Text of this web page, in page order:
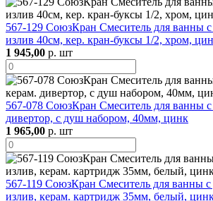
567-129 СоюзКран Смеситель для ванны
излив 40см, кер. кран-буксы 1/2, хром,
1 945,00 р. шт
567-078 СоюзКран Смеситель для ванны
дивертор, с душ набором, 40мм, цинк
1 965,00 р. шт
567-119 СоюзКран Смеситель для ванны
излив, керам. картридж 35мм, белый,